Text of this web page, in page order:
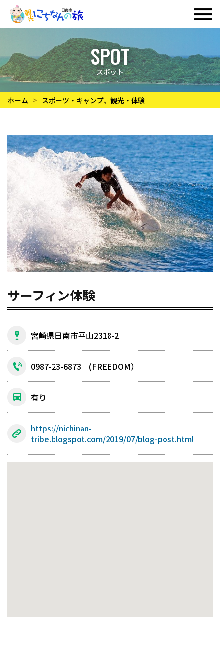
SPOT
スポット
ホーム スポーツ・キャンプ、 観光・体験
サーフィン体験
宮崎県日南市平山2318-2
0987-23-6873 (FREEDOM）
有り
https://nichinan-
tribe.blogspot.com/2019/07/blog-post.html